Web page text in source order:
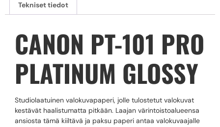
Tekniset tiedot
CANON PT-101 PRO
PLATINUM GLOSSY
Studiolaatuinen valokuvapaperi, jolle tulostetut valokuvat
kestävät haalistumatta pitkään. Laajan värintoistoalueensa
ansiosta tämä kiiltävä ja paksu paperi antaa valokuvaajalle